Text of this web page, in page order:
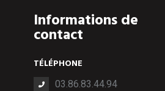
Informations de
contact
TÉLÉPHONE
03.86.83.44.94